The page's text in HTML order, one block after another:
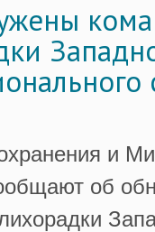
и
об